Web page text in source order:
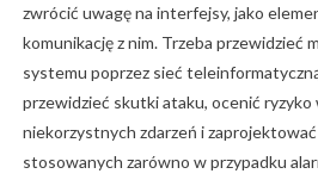
zwrócić uwagę na interfejsy, jako
komunikację z nim. Trzeba przewidzieć
systemu poprzez sieć
przewidzieć skutki ataku, ocenić
niekorzystnych zdarzeń i
stosowanych zarówno w przypadku